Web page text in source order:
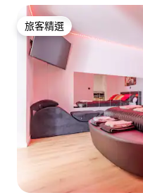
旅客精選
旅客精選